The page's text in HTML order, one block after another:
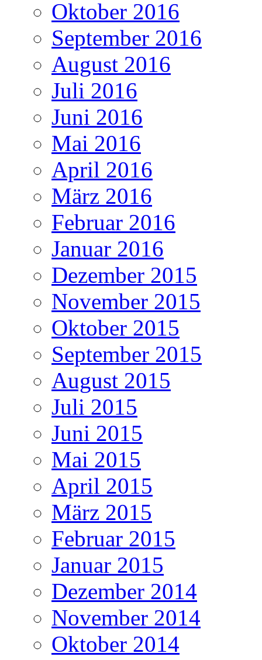
Oktober 2016
September 2016
August 2016
Juli 2016
Juni 2016
Mai 2016
April 2016
März 2016
Februar 2016
Januar 2016
Dezember 2015
November 2015
Oktober 2015
September 2015
August 2015
Juli 2015
Juni 2015
Mai 2015
April 2015
März 2015
Februar 2015
Januar 2015
Dezember 2014
November 2014
Oktober 2014